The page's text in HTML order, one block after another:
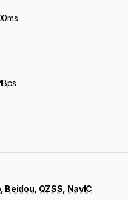
Beidou QZSS NavIC